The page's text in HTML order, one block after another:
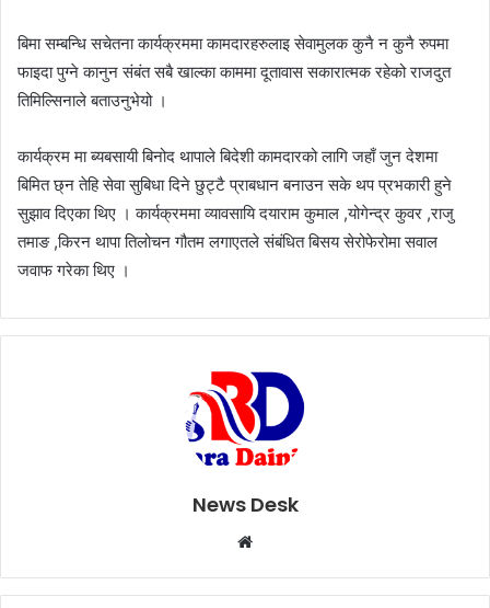
बिमा सम्बन्धि सचेतना कार्यक्रममा कामदारहरुलाइ सेवामुलक कुनै न कुनै रुपमा
फाइदा पुग्ने कानुन संबंत सबै खाल्का काममा दूतावास सकारात्मक रहेको राजदुत
तिमिल्सिनाले बताउनुभेयो ।
कार्यक्रम मा ब्यबसायी बिनोद थापाले बिदेशी कामदारको लागि जहाँ जुन देशमा
बिमित छ्न तेहि सेवा सुबिधा दिने छुट्टै प्राबधान बनाउन सके थप प्रभकारी हुने
सुझाव दिएका थिए । कार्यक्रममा व्यावसायि दयाराम कुमाल ,योगेन्द्र कुवर ,राजु
तमाङ ,किरन थापा तिलोचन गौतम लगाएतले संबंधित बिसय सेरोफेरोमा सवाल
जवाफ गरेका थिए ।
News Desk
b